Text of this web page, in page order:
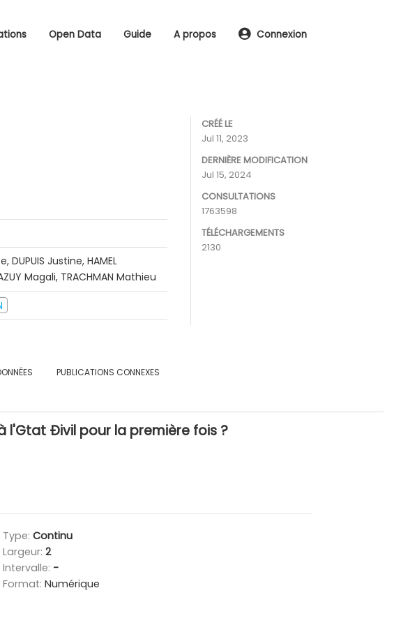
Open Data Guide A propos Connexion
DUPUIS Justine, HAMEL
Magali, TRACHMAN Mathieu
CRÉÉ LE
Jul 11, 2023
DERNIÈRE MODIFICATION
Jul 15, 2024
CONSULTATIONS
1763598
TÉLÉCHARGEMENTS
2130
PUBLICATIONS CONNEXES
l'Gtat Ðivil pour la première fois ?
Type: Continu
Largeur: 2
Intervalle: -
Format: Numérique